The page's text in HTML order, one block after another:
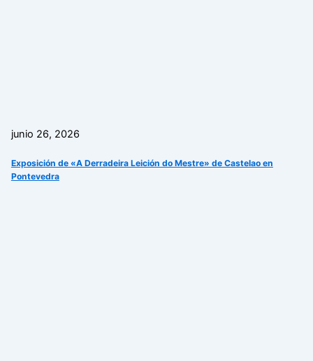
junio 26, 2026
Exposición de «A Derradeira Leición do Mestre» de Castelao en
Pontevedra